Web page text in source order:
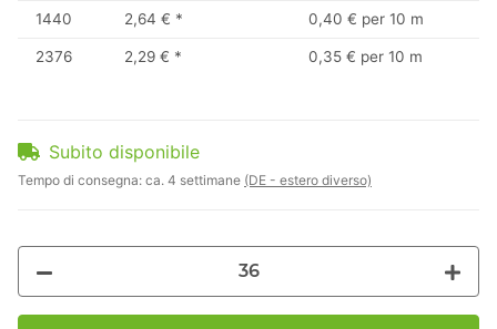
1440 2,64 € * 0,40 € per 10 m
2376 2,29 € * 0,35 € per 10 m
Subito disponibile
Tempo di consegna: ca. 4 settimane (DE - estero diverso)